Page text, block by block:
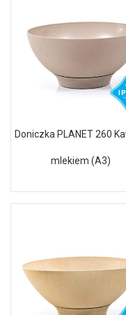
Doniczka PLANET 260
mlekiem (A3)